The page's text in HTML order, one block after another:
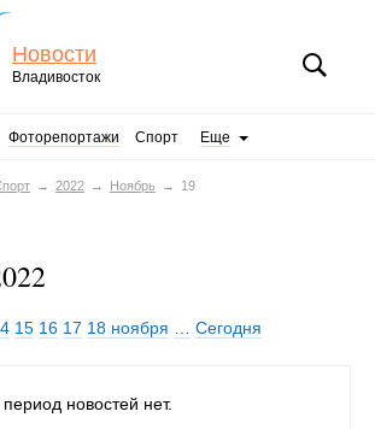
Новости
Владивосток
Фоторепортажи Спорт Еще
2022 Ноябрь 19
15 16 17 18 ноября Сегодня
новостей нет.